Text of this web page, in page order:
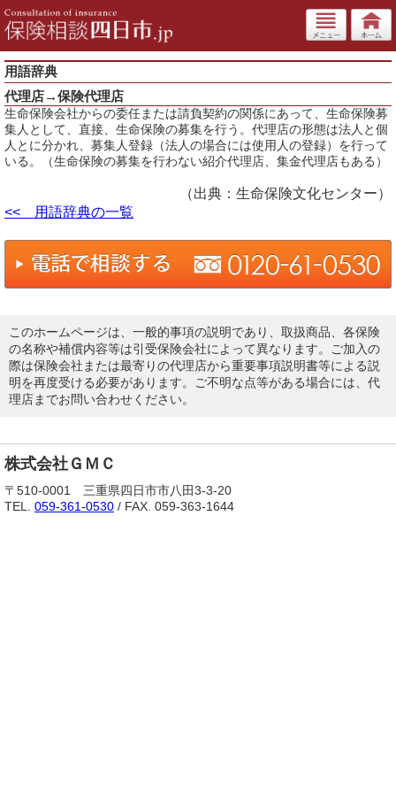
用語辞典
代理店→保険代理店
生命保険会社からの委任または請負契約の関係にあって、生命保険募
集人として、直接、生命保険の募集を行う。代理店の形態は法人と個
人とに分かれ、募集人登録（法人の場合には使用人の登録）を行って
いる。（生命保険の募集を行わない紹介代理店、集金代理店もある）
（出典：生命保険文化センター）
<< 用語辞典の一覧
このホームページは、一般的事項の説明であり、取扱商品、各保険
の名称や補償内容等は引受保険会社によって異なります。ご加入の
際は保険会社または最寄りの代理店から重要事項説明書等による説
明を再度受ける必要があります。ご不明な点等がある場合には、代
理店までお問い合わせください。
株式会社ＧＭＣ
〒510-0001 三重県四日市市八田3-3-20
TEL. 059-361-0530 / FAX. 059-363-1644